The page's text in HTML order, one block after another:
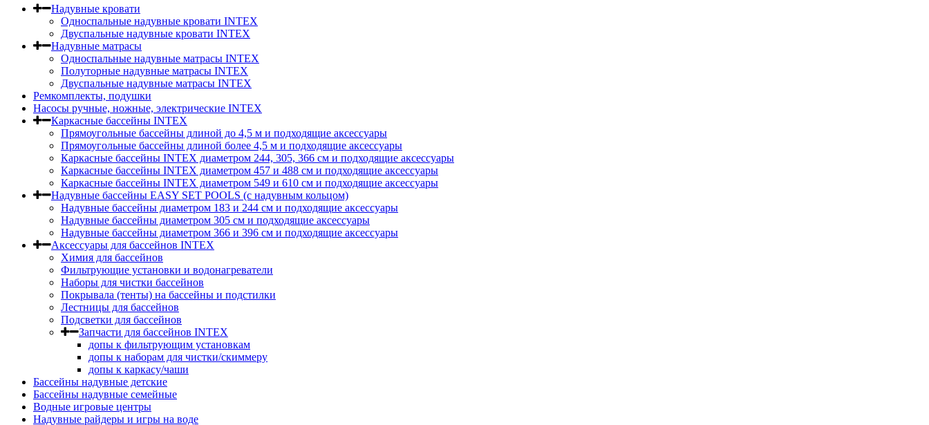
Надувные кровати
Односпальные надувные кровати INTEX
Двуспальные надувные кровати INTEX
Надувные матрасы
Односпальные надувные матрасы INTEX
Полуторные надувные матрасы INTEX
Двуспальные надувные матрасы INTEX
Ремкомплекты, подушки
Насосы ручные, ножные, электрические INTEX
Каркасные бассейны INTEX
Прямоугольные бассейны длиной до 4,5 м и подходящие аксессуары
Прямоугольные бассейны длиной более 4,5 м и подходящие аксессуары
Каркасные бассейны INTEX диаметром 244, 305, 366 см и подходящие аксессуары
Каркасные бассейны INTEX диаметром 457 и 488 cм и подходящие аксессуары
Каркасные бассейны INTEX диаметром 549 и 610 см и подходящие аксессуары
Надувные бассейны EASY SET POOLS (с надувным кольцом)
Надувные бассейны диаметром 183 и 244 см и подходящие аксессуары
Надувные бассейны диаметром 305 см и подходящие аксессуары
Надувные бассейны диаметром 366 и 396 см и подходящие аксессуары
Аксессуары для бассейнов INTEX
Химия для бассейнов
Фильтрующие установки и водонагреватели
Наборы для чистки бассейнов
Покрывала (тенты) на бассейны и подстилки
Лестницы для бассейнов
Подсветки для бассейнов
Запчасти для бассейнов INTEX
допы к фильтрующим установкам
допы к наборам для чистки/скиммеру
допы к каркасу/чаши
Бассейны надувные детские
Бассейны надувные семейные
Водные игровые центры
Надувные райдеры и игры на воде